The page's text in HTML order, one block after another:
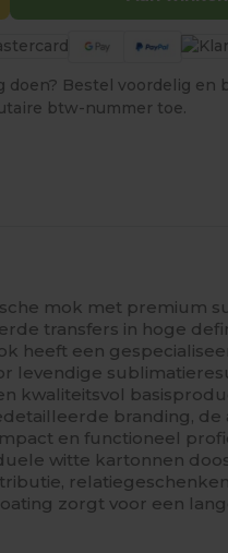
Bestel voordelig en
btw-nummer toe.
mok met premium
transfers in hoge
heeft een
levendige
kwaliteitsvol
branding, de
en functioneel
witte kartonnen
zorgt voor een